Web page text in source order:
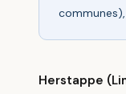
Herstappe